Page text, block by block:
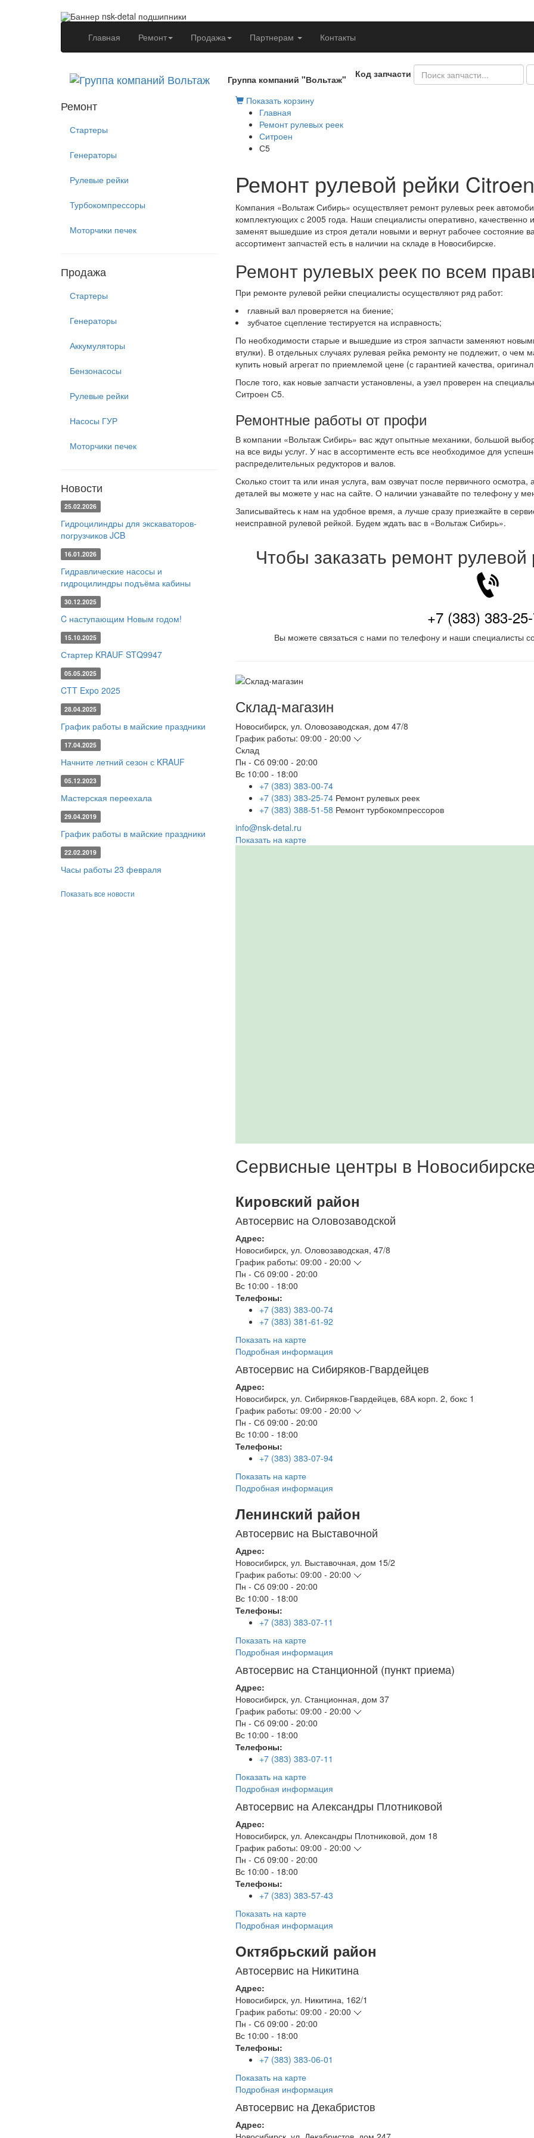
Главная (current)Ремонт Продажа Партнерам Контакты
Группа компаний "Вольтаж"
Код запчасти
Ремонт
Стартеры
Генераторы
Рулевые рейки
Турбокомпрессоры
Моторчики печек
Продажа
Стартеры
Генераторы
Аккумуляторы
Бензонасосы
Рулевые рейки
Насосы ГУР
Моторчики печек
Новости
25.02.2026
Гидроцилиндры для экскаваторов-
погрузчиков JCB
16.01.2026
Гидравлические насосы и
гидроцилиндры подъёма кабины
30.12.2025
C наступающим Новым годом!
15.10.2025
Стартер KRAUF STQ9947
05.05.2025
CTT Expo 2025
28.04.2025
График работы в майские праздники
17.04.2025
Начните летний сезон с KRAUF
05.12.2023
Мастерская переехала
29.04.2019
График работы в майские праздники
22.02.2019
Часы работы 23 февраля
Показать все новости
Показать корзину
Главная
Ремонт рулевых реек
Ситроен
С5
Ремонт рулевой рейки
Компания «Вольтаж Сибирь» осуществляет ремонт рулевых реек
комплектующих с 2005 года. Наши специалисты оперативно, качественно
заменят вышедшие из строя детали новыми и вернут рабочее состояние
ассортимент запчастей есть в наличии на складе в Новосибирске.
Ремонт рулевых реек по всем
При ремонте рулевой рейки специалисты осуществляют ряд работ:
главный вал проверяется на биение;
зубчатое сцепление тестируется на исправность;
По необходимости старые и вышедшие из строя запчасти заменяют
втулки). В отдельных случаях рулевая рейка ремонту не подлежит, о чем
купить новый агрегат по приемлемой цене (с гарантией качества,
После того, как новые запчасти установлены, а узел проверен на
Ситроен С5.
Ремонтные работы от профи
В компании «Вольтаж Сибирь» вас ждут опытные механики, большой
на все виды услуг. У нас в ассортименте есть все необходимое для
распределительных редукторов и валов.
Сколько стоит та или иная услуга, вам озвучат после первичного
деталей вы можете у нас на сайте. О наличии узнавайте по телефону у
Записывайтесь к нам на удобное время, а лучше сразу приезжайте в
неисправной рулевой рейкой. Будем ждать вас в «Вольтаж Сибирь».
Чтобы заказать ремонт
+7 (383) 383-
Вы можете связаться с нами по телефону и наши специалисты
Склад-магазин
Новосибирск, ул. Оловозаводская, дом 47/8
График работы: 09:00 - 20:00
Склад
Пн - Сб 09:00 - 20:00
Вс 10:00 - 18:00
+7 (383) 383-00-74
+7 (383) 383-25-74 Ремонт рулевых реек
+7 (383) 388-51-58 Ремонт турбокомпрессоров
info@nsk-detal.ru
Показать на карте
Сервисные центры в
Кировский район
Автосервис на Оловозаводской
Адрес:
Новосибирск, ул. Оловозаводская, 47/8
График работы: 09:00 - 20:00
Пн - Сб 09:00 - 20:00
Вс 10:00 - 18:00
Телефоны:
+7 (383) 383-00-74
+7 (383) 381-61-92
Показать на карте
Подробная информация
Автосервис на Сибиряков-Гвардейцев
Адрес:
Новосибирск, ул. Сибиряков-Гвардейцев, 68А корп. 2, бокс 1
График работы: 09:00 - 20:00
Пн - Сб 09:00 - 20:00
Вс 10:00 - 18:00
Телефоны:
+7 (383) 383-07-94
Показать на карте
Подробная информация
Ленинский район
Автосервис на Выставочной
Адрес:
Новосибирск, ул. Выставочная, дом 15/2
График работы: 09:00 - 20:00
Пн - Сб 09:00 - 20:00
Вс 10:00 - 18:00
Телефоны:
+7 (383) 383-07-11
Показать на карте
Подробная информация
Автосервис на Станционной (пункт приема)
Адрес:
Новосибирск, ул. Станционная, дом 37
График работы: 09:00 - 20:00
Пн - Сб 09:00 - 20:00
Вс 10:00 - 18:00
Телефоны:
+7 (383) 383-07-11
Показать на карте
Подробная информация
Автосервис на Александры Плотниковой
Адрес:
Новосибирск, ул. Александры Плотниковой, дом 18
График работы: 09:00 - 20:00
Пн - Сб 09:00 - 20:00
Вс 10:00 - 18:00
Телефоны:
+7 (383) 383-57-43
Показать на карте
Подробная информация
Октябрьский район
Автосервис на Никитина
Адрес:
Новосибирск, ул. Никитина, 162/1
График работы: 09:00 - 20:00
Пн - Сб 09:00 - 20:00
Вс 10:00 - 18:00
Телефоны:
+7 (383) 383-06-01
Показать на карте
Подробная информация
Автосервис на Декабристов
Адрес: